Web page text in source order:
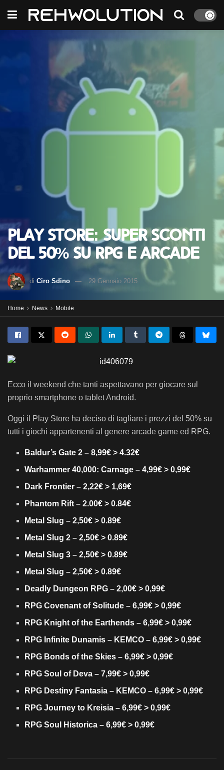
Play Store: super sconti
del 50% su RPG e arcade
di Ciro Sdino 29 Gennaio 2015
Home News Mobile
Ecco il weekend che tanti aspettavano per giocare sul
proprio smartphone o tablet Android.
Oggi il Play Store ha deciso di tagliare i prezzi del 50% su
tutti i giochi appartenenti al genere arcade game ed RPG.
Baldur’s Gate 2 – 8,99€ > 4.32€
Warhammer 40,000: Carnage – 4,99€ > 0,99€
Dark Frontier – 2,22€ > 1,69€
Phantom Rift – 2.00€ > 0.84€
Metal Slug – 2,50€ > 0.89€
Metal Slug 2 – 2,50€ > 0.89€
Metal Slug 3 – 2,50€ > 0.89€
Metal Slug – 2,50€ > 0.89€
Deadly Dungeon RPG – 2,00€ > 0,99€
RPG Covenant of Solitude – 6,99€ > 0,99€
RPG Knight of the Earthends – 6,99€ > 0,99€
RPG Infinite Dunamis – KEMCO – 6,99€ > 0,99€
RPG Bonds of the Skies – 6,99€ > 0,99€
RPG Soul of Deva – 7,99€ > 0,99€
RPG Destiny Fantasia – KEMCO – 6,99€ > 0,99€
RPG Journey to Kreisia – 6,99€ > 0,99€
RPG Soul Historica – 6,99€ > 0,99€